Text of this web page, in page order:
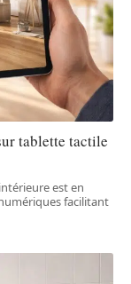
tablette tactile
est en
facilitant